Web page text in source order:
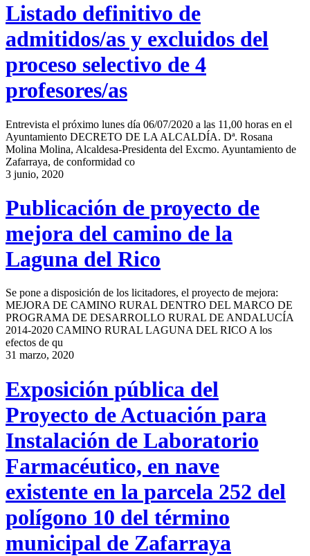
Listado definitivo de
admitidos/as y excluidos del
proceso selectivo de 4
profesores/as
Entrevista el próximo lunes día 06/07/2020 a las 11,00 horas en el
Ayuntamiento DECRETO DE LA ALCALDÍA. Dª. Rosana
Molina Molina, Alcaldesa-Presidenta del Excmo. Ayuntamiento de
Zafarraya, de conformidad co
3 junio, 2020
Publicación de proyecto de
mejora del camino de la
Laguna del Rico
Se pone a disposición de los licitadores, el proyecto de mejora:
MEJORA DE CAMINO RURAL DENTRO DEL MARCO DE
PROGRAMA DE DESARROLLO RURAL DE ANDALUCÍA
2014-2020 CAMINO RURAL LAGUNA DEL RICO A los
efectos de qu
31 marzo, 2020
Exposición pública del
Proyecto de Actuación para
Instalación de Laboratorio
Farmacéutico, en nave
existente en la parcela 252 del
polígono 10 del término
municipal de Zafarraya